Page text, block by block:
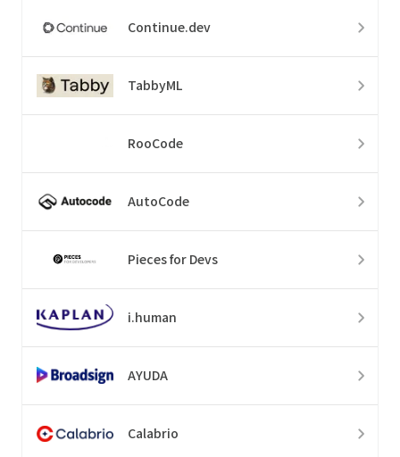
Continue.dev
TabbyML
RooCode
AutoCode
Pieces for Devs
i.human
AYUDA
Calabrio